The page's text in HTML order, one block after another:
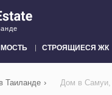
СТРОЯЩИЕСЯ ЖК
Таиланде › Дом в Самуи,